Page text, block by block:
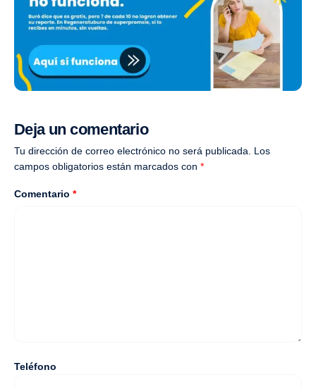
Deja un comentario
Tu dirección de correo electrónico no será publicada. Los
campos obligatorios están marcados con *
Comentario *
Teléfono